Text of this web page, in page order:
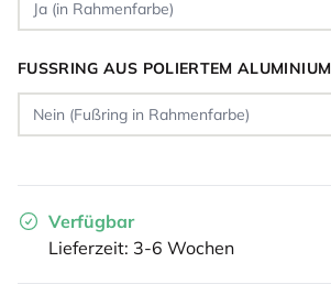
FUSSRING AUS POLIERTEM ALUMINIUM
Verfügbar
Lieferzeit: 3-6 Wochen